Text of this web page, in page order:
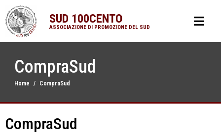
SUD 100CENTO
ASSOCIAZIONE DI PROMOZIONE DEL SUD
CompraSud
Home CompraSud
CompraSud